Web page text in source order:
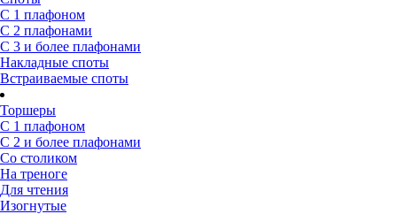
С 1 плафоном
С 2 плафонами
С 3 и более плафонами
Накладные споты
Встраиваемые споты
Торшеры
С 1 плафоном
С 2 и более плафонами
Со столиком
На треноге
Для чтения
Изогнутые